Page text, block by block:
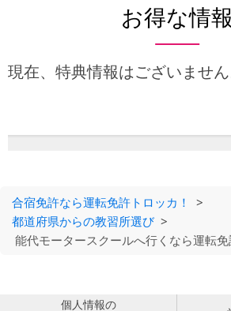
お得な情報
現在、特典情報はございません
合宿免許なら運転免許トロッカ！
>
都道府県からの教習所選び >
能代モータースクールへ行くなら運転免
個人情報の